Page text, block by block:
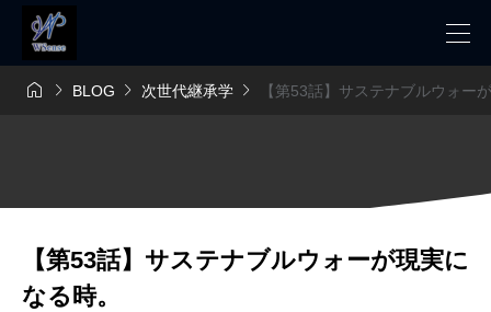
  BLOG  次世代継承学  【第53話】サステナブルウォー
【第53話】サステナブルウォーが現実に
なる時。